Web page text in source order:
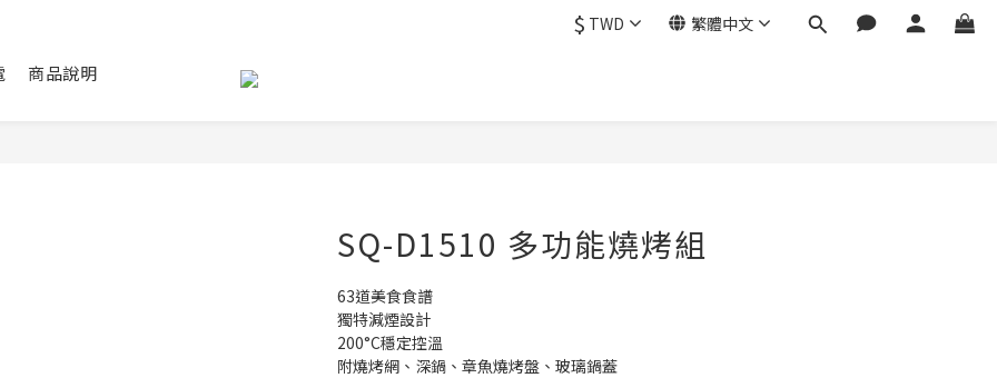
$ TWD 繁體中文
商品說明
SQ-D1510 多功能燒烤組
63道美食食譜
獨特減煙設計
200°C穩定控溫
附燒烤網、深鍋、章魚燒烤盤、玻璃鍋蓋